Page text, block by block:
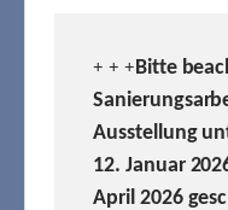
+ + +Bitte
Ausstellung
12. Januar
April 2026